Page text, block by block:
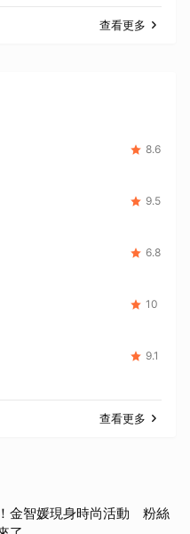
查看更多
8.6
9.5
6.8
10
9.1
查看更多
金智媛現身時尚活動 粉絲